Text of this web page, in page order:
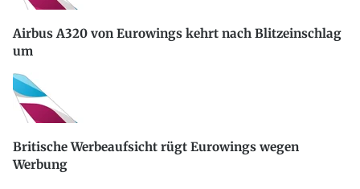
Airbus A320 von Eurowings kehrt nach Blitzeinschlag
um
Britische Werbeaufsicht rügt Eurowings wegen
Werbung